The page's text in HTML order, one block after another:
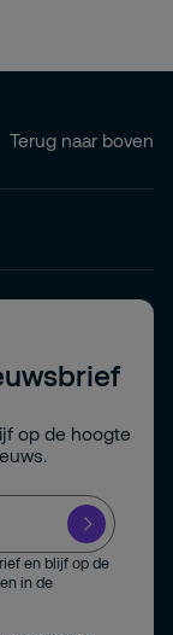
Terug naar boven
op de hoogte
en blijf op de
in de